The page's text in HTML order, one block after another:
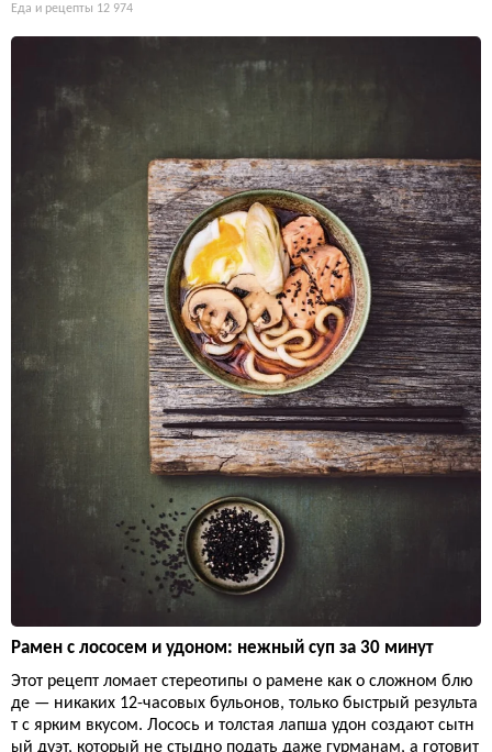
Еда и рецепты 12 974
Рамен с лососем и удоном: нежный суп за 30 минут
Этот рецепт ломает стереотипы о рамене как о сложном блю
де — никаких 12-часовых бульонов, только быстрый результа
т с ярким вкусом. Лосось и толстая лапша удон создают сытн
ый дуэт, который не стыдно подать даже гурманам, а готовит